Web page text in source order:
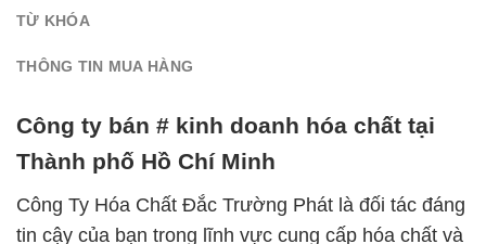
TỪ KHÓA
THÔNG TIN MUA HÀNG
Công ty bán # kinh doanh hóa chất tại
Thành phố Hồ Chí Minh
Công Ty Hóa Chất Đắc Trường Phát là đối tác đáng
tin cậy của bạn trong lĩnh vực cung cấp hóa chất và